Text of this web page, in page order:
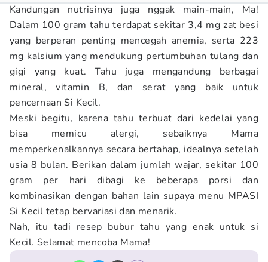
Kandungan nutrisinya juga nggak main-main, Ma!
Dalam 100 gram tahu terdapat sekitar 3,4 mg zat besi
yang berperan penting mencegah anemia, serta 223
mg kalsium yang mendukung pertumbuhan tulang dan
gigi yang kuat. Tahu juga mengandung berbagai
mineral, vitamin B, dan serat yang baik untuk
pencernaan Si Kecil.
Meski begitu, karena tahu terbuat dari kedelai yang
bisa memicu alergi, sebaiknya Mama
memperkenalkannya secara bertahap, idealnya setelah
usia 8 bulan. Berikan dalam jumlah wajar, sekitar 100
gram per hari dibagi ke beberapa porsi dan
kombinasikan dengan bahan lain supaya menu MPASI
Si Kecil tetap bervariasi dan menarik.
Nah, itu tadi resep bubur tahu yang enak untuk si
Kecil. Selamat mencoba Mama!